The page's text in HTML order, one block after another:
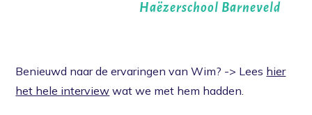
Haëzerschool Barneveld
Benieuwd naar de ervaringen van Wim? -> Lees hier
het hele interview wat we met hem hadden.